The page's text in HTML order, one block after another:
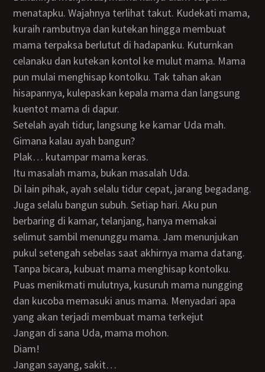
menatapku. Wajahnya terlihat takut. Kudekati mama,
kuraih rambutnya dan kutekan hingga membuat
mama terpaksa berlutut di hadapanku. Kuturnkan
celanaku dan kutekan kontol ke mulut mama. Mama
pun mulai menghisap kontolku. Tak tahan akan
hisapannya, kulepaskan kepala mama dan langsung
kuentot mama di dapur.
Setelah ayah tidur, langsung ke kamar Uda mah.
Gimana kalau ayah bangun?
Plak… kutampar mama keras.
Itu masalah mama, bukan masalah Uda.
Di lain pihak, ayah selalu tidur cepat, jarang begadang.
Juga selalu bangun subuh. Setiap hari. Aku pun
berbaring di kamar, telanjang, hanya memakai
selimut sambil menunggu mama. Jam menunjukan
pukul setengah sebelas saat akhirnya mama datang.
Tanpa bicara, kubuat mama menghisap kontolku.
Puas menikmati mulutnya, kusuruh mama nungging
dan kucoba memasuki anus mama. Menyadari apa
yang akan terjadi membuat mama terkejut
Jangan di sana Uda, mama mohon.
Diam!
Jangan sayang, sakit…